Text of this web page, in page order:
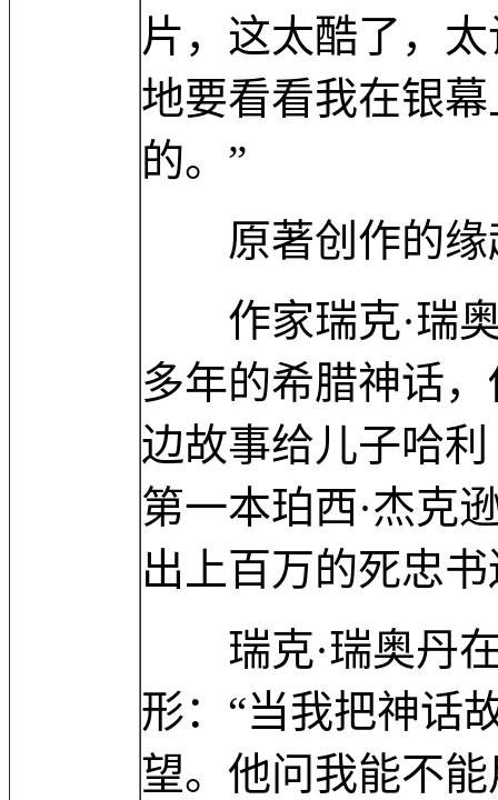
片，这太酷了，
地要看看我在银
的。”
原著创作的缘
作家瑞克·瑞奥
多年的希腊神话
边故事给儿子哈
第一本珀西·杰克
出上百万的死忠
瑞克·瑞奥丹在
形：“当我把神话
望。他问我能不